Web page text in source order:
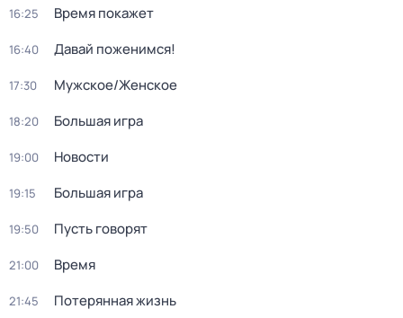
16:25 Время покажет
16:40 Давай поженимся!
17:30 Мужское/Женское
18:20 Большая игра
19:00 Новости
19:15 Большая игра
19:50 Пусть говорят
21:00 Время
21:45 Потерянная жизнь